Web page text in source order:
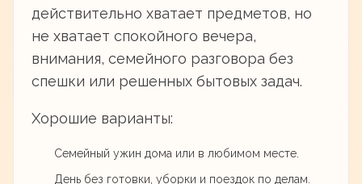
действительно хватает предметов, но
не хватает спокойного вечера,
внимания, семейного разговора без
спешки или решенных бытовых задач.
Хорошие варианты:
Семейный ужин дома или в любимом месте.
День без готовки, уборки и поездок по делам.